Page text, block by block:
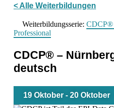
< Alle Weiterbildungen
Weiterbildungsserie: CDCP®
Professional
CDCP® –
deutsch
19 Oktober - 20 Oktober